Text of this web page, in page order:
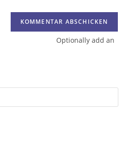
Optionally add an